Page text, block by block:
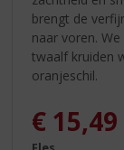
brengt de
naar voren.
twaalf kruiden
oranjeschil.
€ 15,49